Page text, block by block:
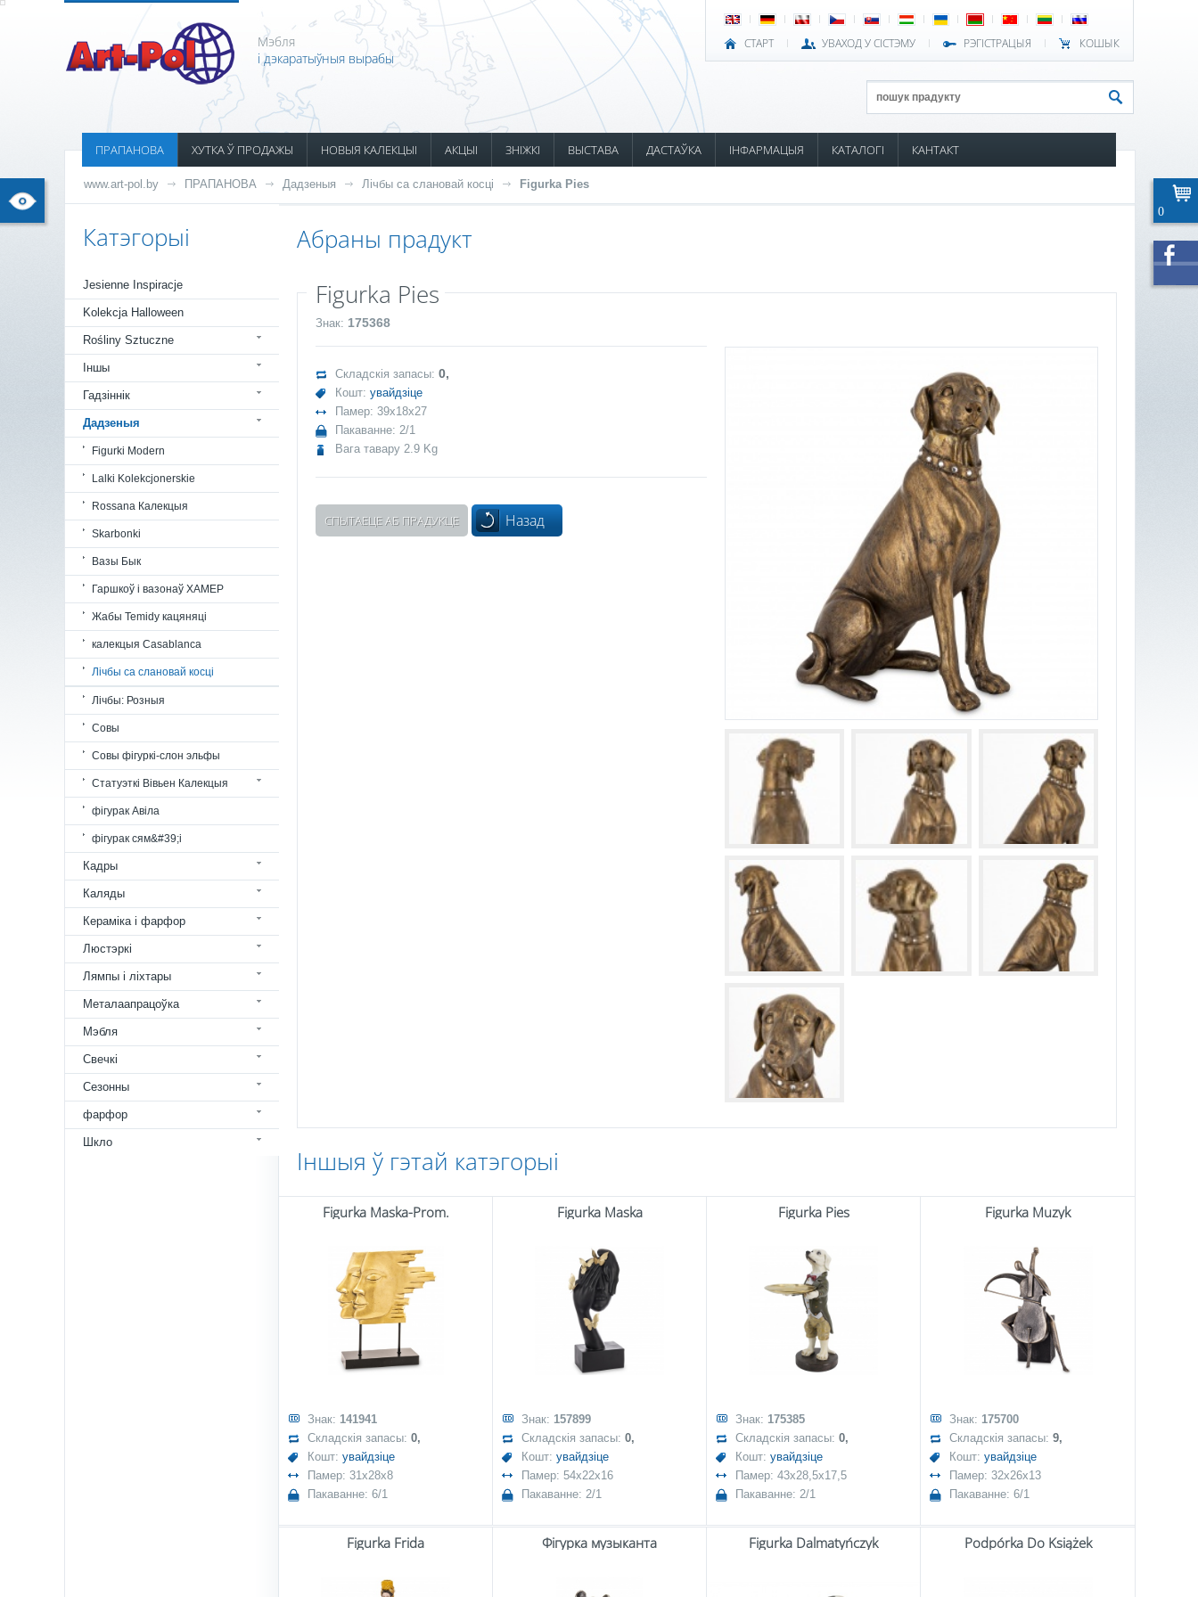
СТАРТ УВАХОД У СІСТЭМУ РЭГІСТРАЦЫЯ КОШЫК
Мэбля
і дэкаратыўныя вырабы
ПРАПАНОВА ХУТКА Ў ПРОДАЖЫ НОВЫЯ КАЛЕКЦЫІ АКЦЫІ ЗНІЖКІ ВЫСТАВА ДАСТАЎКА ІНФАРМАЦЫЯ КАТАЛОГІ КАНТАКТ
www.art-pol.by ПРАПАНОВА Дадзеныя Лічбы са слановай косці Figurka Pies
Катэгорыі
Jesienne Inspiracje
Kolekcja Halloween
Rośliny Sztuczne
Іншы
Гадзіннік
Дадзеныя
Figurki Modern
Lalki Kolekcjonerskie
Rossana Калекцыя
Skarbonki
Вазы Бык
Гаршкоў і вазонаў ХАМЕР
Жабы Temidy кацяняці
калекцыя Casablanca
Лічбы са слановай косці
Лічбы: Розныя
Совы
Совы фігуркі-слон эльфы
Статуэткі Вівьен Калекцыя
фігурак Авіла
фігурак сям&#39;і
Кадры
Каляды
Кераміка і фарфор
Люстэркі
Лямпы і ліхтары
Металаапрацоўка
Мэбля
Свечкі
Сезонны
фарфор
Шкло
Абраны прадукт
Figurka Pies
Знак: 175368
Складскія запасы: 0,
Кошт: увайдзіце
Памер: 39x18x27
Пакаванне: 2/1
Вага тавару 2.9 Kg
СПЫТАЕЦЕ АБ ПРАДУКЦЕ Назад
Іншыя ў гэтай катэгорыі
Figurka Maska-Prom.
Знак: 141941
Складскія запасы: 0,
Кошт: увайдзіце
Памер: 31x28x8
Пакаванне: 6/1
Figurka Maska
Знак: 157899
Складскія запасы: 0,
Кошт: увайдзіце
Памер: 54x22x16
Пакаванне: 2/1
Figurka Pies
Знак: 175385
Складскія запасы: 0,
Кошт: увайдзіце
Памер: 43x28,5x17,5
Пакаванне: 2/1
Figurka Muzyk
Знак: 175700
Складскія запасы: 9,
Кошт: увайдзіце
Памер: 32x26x13
Пакаванне: 6/1
Figurka Frida Фігурка музыканта Figurka Dalmatyńczyk Podpórka Do Książek
0